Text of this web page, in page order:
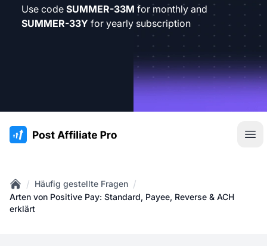
Use code SUMMER-33M for monthly and
SUMMER-33Y for yearly subscription
:site.title
Home
/ Häufig gestellte Fragen /
Arten von Positive Pay: Standard, Payee, Reverse & ACH
erklärt